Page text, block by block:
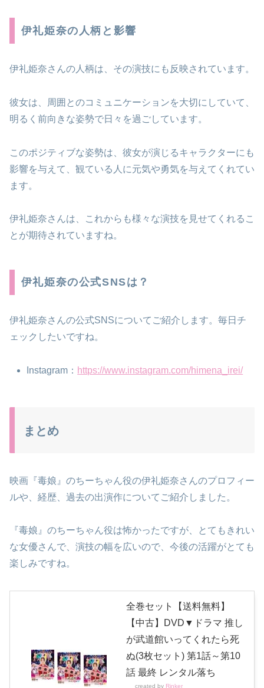
伊礼姫奈の人柄と影響
伊礼姫奈さんの人柄は、その演技にも反映されています。
彼女は、周囲とのコミュニケーションを大切にしていて、
明るく前向きな姿勢で日々を過ごしています。
このポジティブな姿勢は、彼女が演じるキャラクターにも
影響を与えて、観ている人に元気や勇気を与えてくれてい
ます。
伊礼姫奈さんは、これからも様々な演技を見せてくれるこ
とが期待されていますね。
伊礼姫奈の公式SNSは？
伊礼姫奈さんの公式SNSについてご紹介します。毎日チ
ェックしたいですね。
Instagram： https://www.instagram.com/himena_irei/
まとめ
映画『毒娘』のちーちゃん役の伊礼姫奈さんのプロフィー
ルや、経歴、過去の出演作についてご紹介しました。
『毒娘』のちーちゃん役は怖かったですが、とてもきれい
な女優さんで、演技の幅を広いので、今後の活躍がとても
楽しみですね。
全巻セット【送料無料】
【中古】DVD▼ドラマ 推し
が武道館いってくれたら死
ぬ(3枚セット) 第1話～第10
話 最終 レンタル落ち
created by Rinker